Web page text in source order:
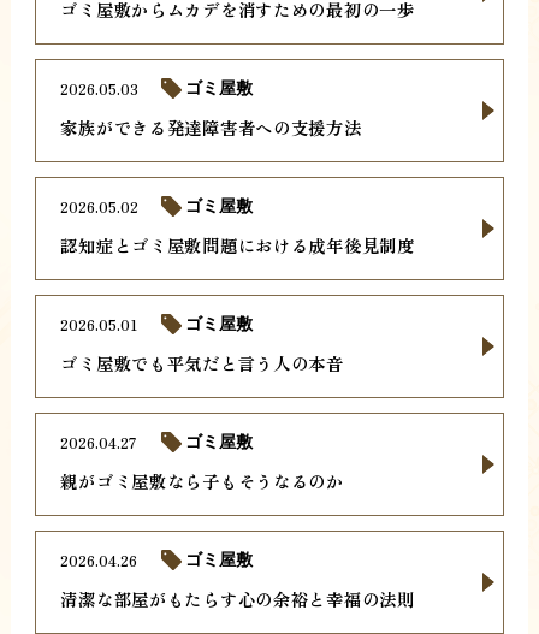
ゴミ屋敷からムカデを消すための最初の一歩
家族ができる発達障害者への支援方法
2026.05.03 ゴミ屋敷
認知症とゴミ屋敷問題における成年後見制度
2026.05.02 ゴミ屋敷
ゴミ屋敷でも平気だと言う人の本音
2026.05.01 ゴミ屋敷
親がゴミ屋敷なら子もそうなるのか
2026.04.27 ゴミ屋敷
清潔な部屋がもたらす心の余裕と幸福の法則
2026.04.26 ゴミ屋敷